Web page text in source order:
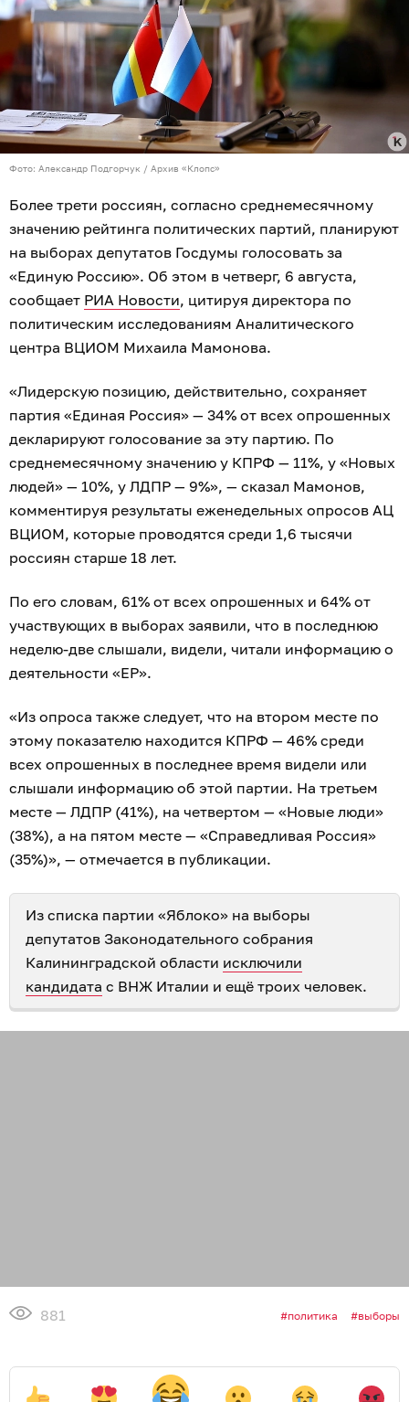
Фото: Александр Подгорчук / Архив «Клопс»
Более трети россиян, согласно среднемесячному
значению рейтинга политических партий, планируют
на выборах депутатов Госдумы голосовать за
«Единую Россию». Об этом в четверг, 6 августа,
сообщает РИА Новости, цитируя директора по
политическим исследованиям Аналитического
центра ВЦИОМ Михаила Мамонова.
«Лидерскую позицию, действительно, сохраняет
партия «Единая Россия» — 34% от всех опрошенных
декларируют голосование за эту партию. По
среднемесячному значению у КПРФ — 11%, у «Новых
людей» — 10%, у ЛДПР — 9%», — сказал Мамонов,
комментируя результаты еженедельных опросов АЦ
ВЦИОМ, которые проводятся среди 1,6 тысячи
россиян старше 18 лет.
По его словам, 61% от всех опрошенных и 64% от
участвующих в выборах заявили, что в последнюю
неделю-две слышали, видели, читали информацию о
деятельности «ЕР».
«Из опроса также следует, что на втором месте по
этому показателю находится КПРФ — 46% среди
всех опрошенных в последнее время видели или
слышали информацию об этой партии. На третьем
месте — ЛДПР (41%), на четвертом — «Новые люди»
(38%), а на пятом месте — «Справедливая Россия»
(35%)», — отмечается в публикации.
Из списка партии «Яблоко» на выборы
депутатов Законодательного собрания
Калининградской области исключили
кандидата с ВНЖ Италии и ещё троих человек.
881 политика выборы